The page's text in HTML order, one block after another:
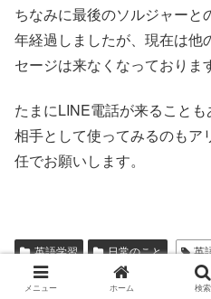
ちなみに最後のソルジャー
年経過しましたが、現在は他
セージは来なくなっておりま
たまにLINE電話が来ること
相手として使ってみるのもア
任でお願いします。
英語学習 日常のこと 英
シェ
メニュー ホーム 検索